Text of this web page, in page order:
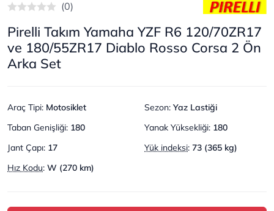
(0)
Pirelli Takım Yamaha YZF R6 120/70ZR17
ve 180/55ZR17 Diablo Rosso Corsa 2 Ön
Arka Set
Araç Tipi: Motosiklet Sezon: Yaz Lastiği
Taban Genişliği: 180 Yanak Yüksekliği: 180
Jant Çapı: 17 Yük indeksi: 73 (365 kg)
Hız Kodu: W (270 km)